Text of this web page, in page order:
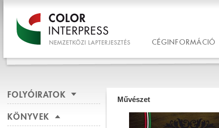
CÉGINFORMÁCIÓ
FOLYÓIRATOK
KÖNYVEK
Művészet